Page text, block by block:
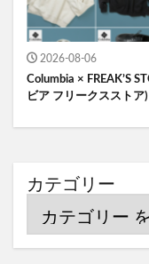
2026-08-06
Columbia × FREAK’S
ビア フリークスストア)
カテゴリー